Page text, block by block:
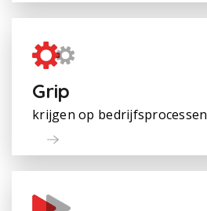
Grip
krijgen op bedrijfsprocessen